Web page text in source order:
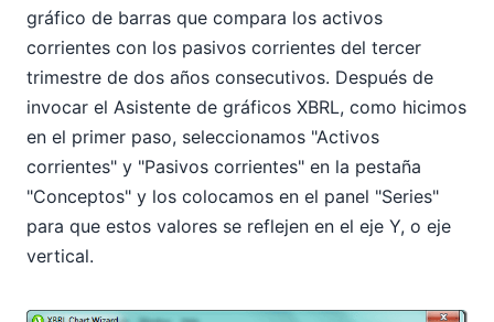
gráfico de barras que compara los activos
corrientes con los pasivos corrientes del tercer
trimestre de dos años consecutivos. Después de
invocar el Asistente de gráficos XBRL, como hicimos
en el primer paso, seleccionamos "Activos
corrientes" y "Pasivos corrientes" en la pestaña
"Conceptos" y los colocamos en el panel "Series"
para que estos valores se reflejen en el eje Y, o eje
vertical.